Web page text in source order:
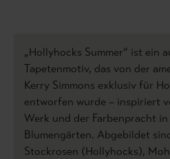
„Hollyhocks Summer“ ist ein
Tapetenmotiv, das von der
Kerry Simmons exklusiv für
entworfen wurde – inspiriert
Werk und der Farbenpracht
Blumengärten. Abgebildet
Stockrosen (Hollyhocks),